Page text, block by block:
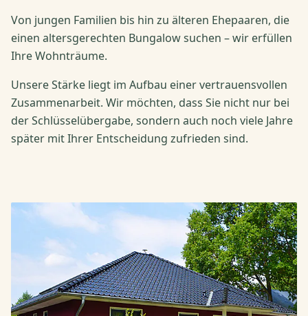
Von jungen Familien bis hin zu älteren Ehepaaren, die
einen altersgerechten Bungalow suchen – wir erfüllen
Ihre Wohnträume.
Unsere Stärke liegt im Aufbau einer vertrauensvollen
Zusammenarbeit. Wir möchten, dass Sie nicht nur bei
der Schlüsselübergabe, sondern auch noch viele Jahre
später mit Ihrer Entscheidung zufrieden sind.